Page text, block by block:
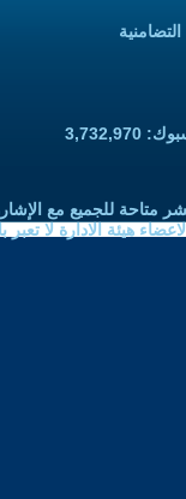
متاحة للجميع مع
هيئة الادارة لا